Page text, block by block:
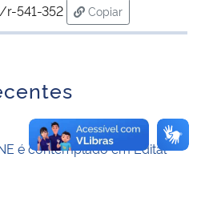
541-352
Copiar
para área de
é contemplado em Edital